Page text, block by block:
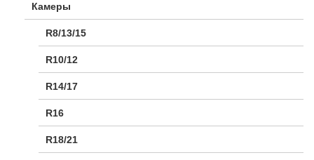
Камеры
R8/13/15
R10/12
R14/17
R16
R18/21